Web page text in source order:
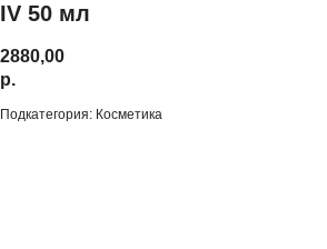
IV 50 мл
2880,00
р.
Подкатегория: Косметика